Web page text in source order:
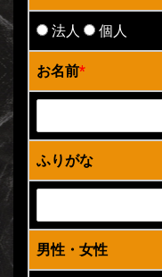
法人 個人
お名前*
ふりがな
男性・女性